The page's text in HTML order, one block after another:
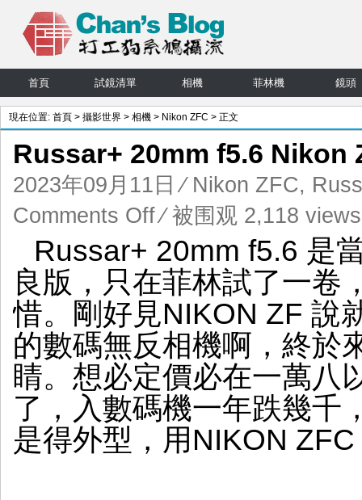
首頁 試鏡清單 相機 菲林機 鏡頭
現在位置: 首頁 > 攝影世界 > 相機 > Nikon ZFC > 正文
Russar+ 20mm f5.6 Nikon
2023年09月11日 ⁄ Nikon ZFC,
Comments Offon
Russar+
20mm
f5.6
Nikon
ZFC
的
LOMO
世
界
⁄ 被围观 2,118
Russar+ 20mm f5.6 是
良版，只在菲林試了一卷
惜。剛好見NIKON ZF 說
的數碼無反相機啊，終於
睛。想必定價必在一萬八
了，入數碼機一年跌幾千
是得外型，用NIKON